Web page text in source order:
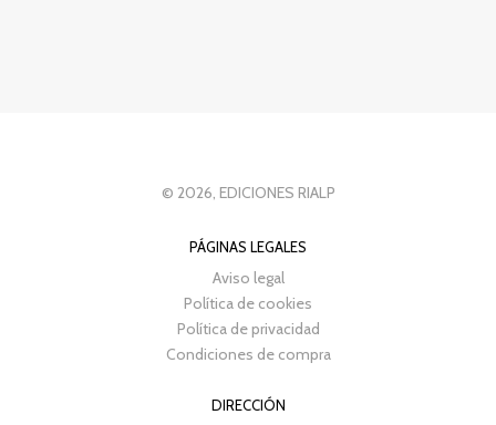
© 2026, EDICIONES RIALP
PÁGINAS LEGALES
Aviso legal
Política de cookies
Política de privacidad
Condiciones de compra
DIRECCIÓN